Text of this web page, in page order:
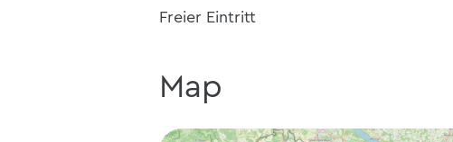
Freier Eintritt
Map